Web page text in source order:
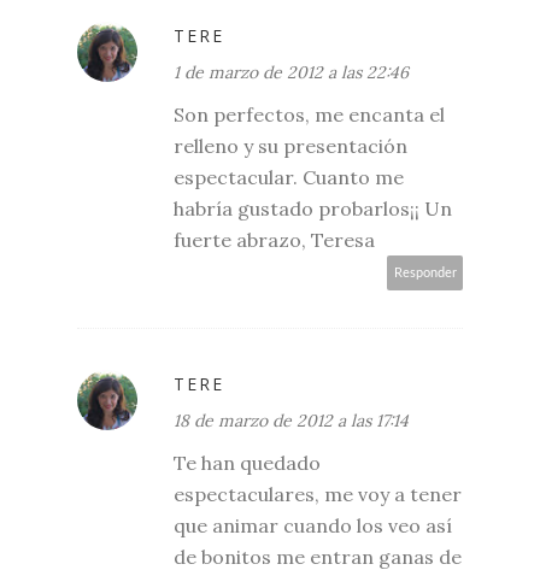
TERE
1 de marzo de 2012 a las 22:46
Son perfectos, me encanta el
relleno y su presentación
espectacular. Cuanto me
habría gustado probarlos¡¡ Un
fuerte abrazo, Teresa
Responder
TERE
18 de marzo de 2012 a las 17:14
Te han quedado
espectaculares, me voy a tener
que animar cuando los veo así
de bonitos me entran ganas de